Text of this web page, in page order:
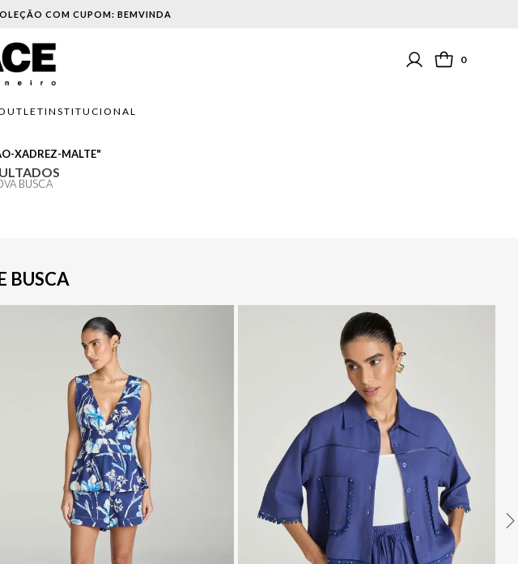
COM CUPOM: BEMVINDA
0
INSTITUCIONAL
XADREZ-MALTE
BUSCA
BUSCA